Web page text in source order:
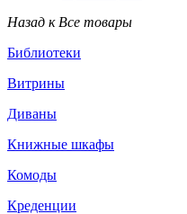
Назад к Все товары
Библиотеки
Витрины
Диваны
Книжные шкафы
Комоды
Креденции